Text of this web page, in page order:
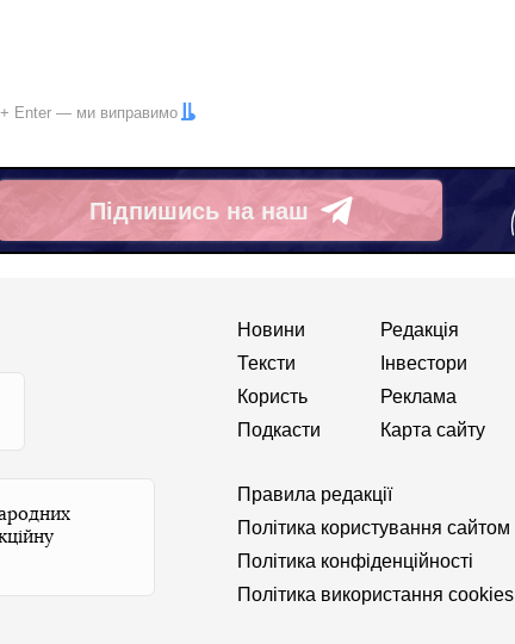
+ Enter — ми виправимо
Підпишись на наш
Telegram
Новини
Тексти
Користь
Подкасти
Редакція
Інвестори
Реклама
Карта сайту
Правила редакції
Політика користування сайтом
Політика конфіденційності
Політика використання cookies